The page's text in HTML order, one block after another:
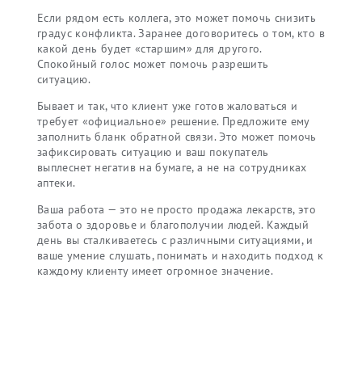
Если рядом есть коллега, это может помочь снизить
градус конфликта. Заранее договоритесь о том, кто в
какой день будет «старшим» для другого.
Спокойный голос может помочь разрешить
ситуацию.
Бывает и так, что клиент уже готов жаловаться и
требует «официальное» решение. Предложите ему
заполнить бланк обратной связи. Это может помочь
зафиксировать ситуацию и ваш покупатель
выплеснет негатив на бумаге, а не на сотрудниках
аптеки.
Ваша работа — это не просто продажа лекарств, это
забота о здоровье и благополучии людей. Каждый
день вы сталкиваетесь с различными ситуациями, и
ваше умение слушать, понимать и находить подход к
каждому клиенту имеет огромное значение.